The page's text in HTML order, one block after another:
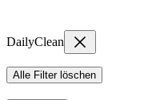
DailyClean
Alle Filter löschen